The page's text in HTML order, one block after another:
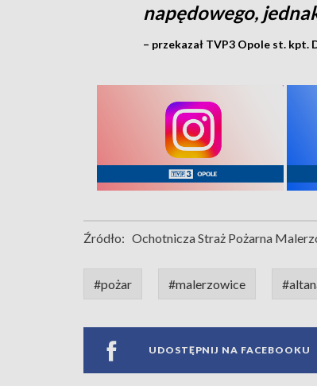
napędowego,
– przekazał TVP3 Opole st. kpt.
Źródło: Ochotnicza Straż Pożarna
#pożar #malerzowice
UDOSTĘPNIJ NA FACEBOOKU